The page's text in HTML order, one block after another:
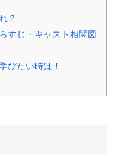
？
すじ・キャスト相関図
びたい時は！